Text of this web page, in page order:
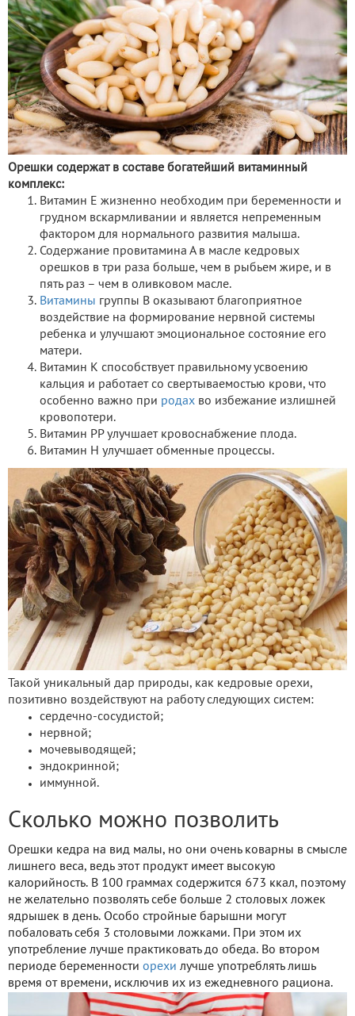
Орешки содержат в составе богатейший витаминный
комплекс:
Витамин Е жизненно необходим при беременности и
грудном вскармливании и является непременным
фактором для нормального развития малыша.
Содержание провитамина А в масле кедровых
орешков в три раза больше, чем в рыбьем жире, и в
пять раз – чем в оливковом масле.
Витамины группы В оказывают благоприятное
воздействие на формирование нервной системы
ребенка и улучшают эмоциональное состояние его
матери.
Витамин К способствует правильному усвоению
кальция и работает со свертываемостью крови, что
особенно важно при родах во избежание излишней
кровопотери.
Витамин РР улучшает кровоснабжение плода.
Витамин Н улучшает обменные процессы.
Такой уникальный дар природы, как кедровые орехи,
позитивно воздействуют на работу следующих систем:
сердечно-сосудистой;
нервной;
мочевыводящей;
эндокринной;
иммунной.
Сколько можно позволить
Орешки кедра на вид малы, но они очень коварны в смысле
лишнего веса, ведь этот продукт имеет высокую
калорийность. В 100 граммах содержится 673 ккал, поэтому
не желательно позволять себе больше 2 столовых ложек
ядрышек в день. Особо стройные барышни могут
побаловать себя 3 столовыми ложками. При этом их
употребление лучше практиковать до обеда. Во втором
периоде беременности орехи лучше употреблять лишь
время от времени, исключив их из ежедневного рациона.